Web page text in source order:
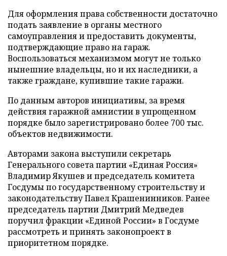
Для оформления права собственности достаточно
подать заявление в органы местного
самоуправления и предоставить документы,
подтверждающие право на гараж.
Воспользоваться механизмом могут не только
нынешние владельцы, но и их наследники, а
также граждане, купившие такие гаражи.
По данным авторов инициативы, за время
действия гаражной амнистии в упрощенном
порядке было зарегистрировано более 700 тыс.
объектов недвижимости.
Авторами закона выступили секретарь
Генерального совета партии «Единая Россия»
Владимир Якушев и председатель комитета
Госдумы по государственному строительству и
законодательству Павел Крашенинников. Ранее
председатель партии Дмитрий Медведев
поручил фракции «Единой России» в Госдуме
рассмотреть и принять законопроект в
приоритетном порядке.